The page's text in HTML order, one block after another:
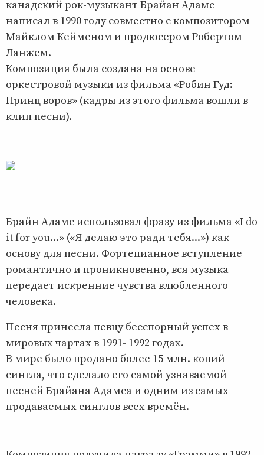
канадский рок-музыкант Брайан Адамс
написал в 1990 году совместно с композитором
Майклом Кейменом и продюсером Робертом
Ланжем.
Композиция была создана на основе
оркестровой музыки из фильма «Робин Гуд:
Принц воров» (кадры из этого фильма вошли в
клип песни).
Брайн Адамс использовал фразу из фильма «I do
it for you...» («Я делаю это ради тебя...») как
основу для песни. Фортепианное вступление
романтично и проникновенно, вся музыка
передает искренние чувства влюбленного
человека.
Песня принесла певцу бесспорный успех в
мировых чартах в 1991- 1992 годах.
В мире было продано более 15 млн. копий
сингла, что сделало его самой узнаваемой
песней Брайана Адамса и одним из самых
продаваемых синглов всех времён.